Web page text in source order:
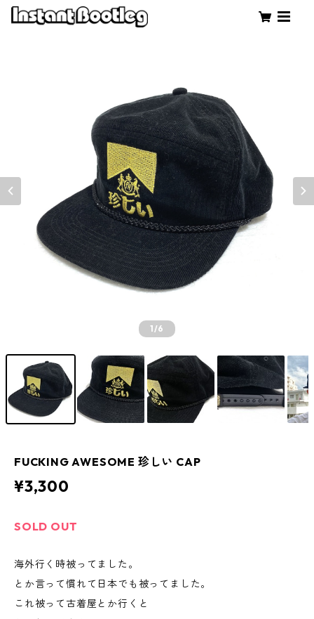
1/6
FUCKING AWESOME 珍しい CAP
¥3,300
SOLD OUT
海外行く時被ってました。
とか言って慣れて日本でも被ってました。
これ被って古着屋とか行くと